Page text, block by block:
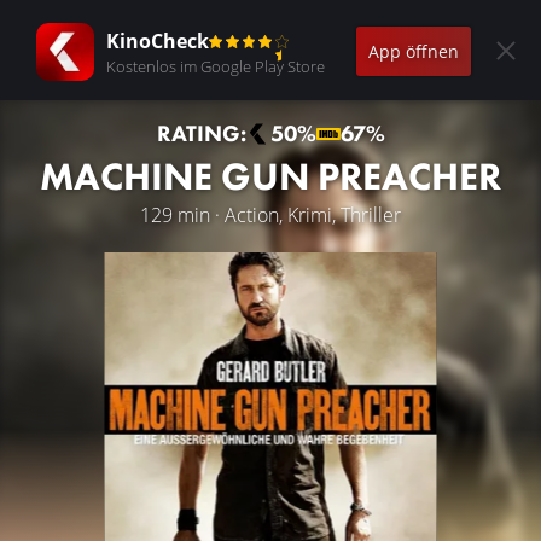
KinoCheck
Kostenlos im Google Play Store
App öffnen
RATING: 50% 67%
MACHINE GUN PREACHER
129 min · Action, Krimi, Thriller